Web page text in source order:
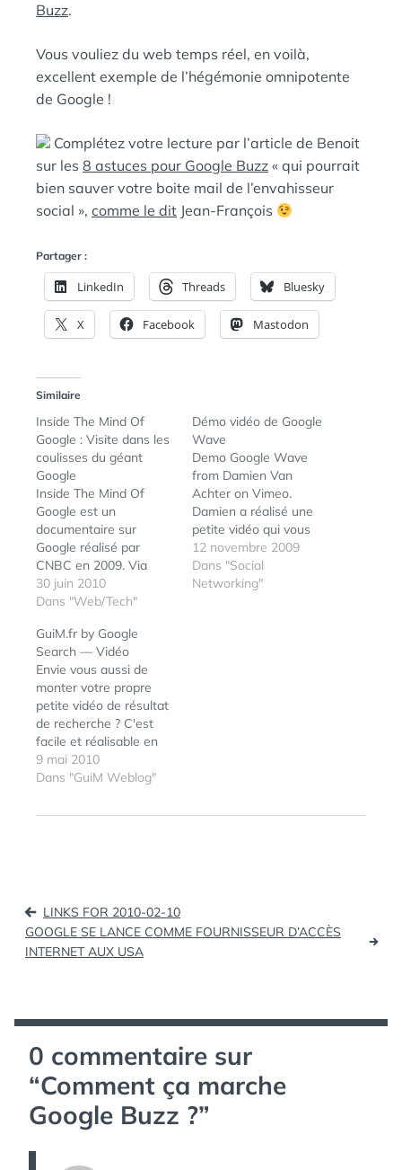
Buzz.
Vous vouliez du web temps réel, en voilà,
excellent exemple de l’hégémonie omnipotente
de Google !
Complétez votre lecture par l’article de Benoit
sur les 8 astuces pour Google Buzz « qui pourrait
bien sauver votre boite mail de l’envahisseur
social », comme le dit Jean-François
Partager :
LinkedIn Threads Bluesky
X Facebook Mastodon
Similaire
Inside The Mind Of
Google : Visite dans les
coulisses du géant
Google
Inside The Mind Of
Google est un
documentaire sur
Google réalisé par
CNBC en 2009. Via
Demain la veille
30 juin 2010
Dans "Web/Tech"
Démo vidéo de Google
Wave
Demo Google Wave
from Damien Van
Achter on Vimeo.
Damien a réalisé une
petite vidéo qui vous
montrera "comment
c'est le dedans" de
Google Wave.
12 novembre 2009
Dans "Social
Networking"
GuiM.fr by Google
Search — Vidéo
Envie vous aussi de
monter votre propre
petite vidéo de résultat
de recherche ? C'est
facile et réalisable en
quelques clics via l'outil
Search Stories Video
9 mai 2010
Dans "GuiM Weblog"
Navigation
de
l’article
LINKS FOR 2010-02-10
GOOGLE SE LANCE COMME FOURNISSEUR D’ACCÈS
INTERNET AUX USA
0 commentaire sur
“Comment ça marche
Google Buzz ?”